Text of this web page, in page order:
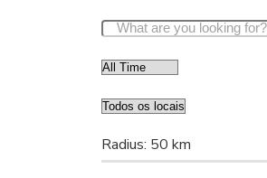
Radius: 50 km